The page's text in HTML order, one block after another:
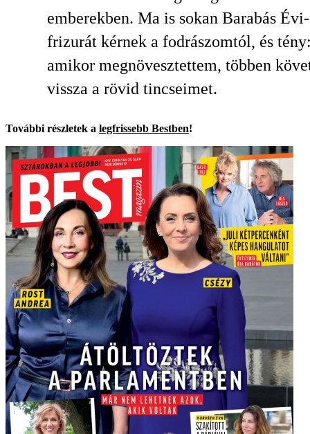
emberekben. Ma is sokan Barabás Évi-
frizurát kérnek a fodrászomtól, és
amikor megnövesztettem, többen
vissza a rövid tincseimet.
További részletek a legfrissebb Bestben!